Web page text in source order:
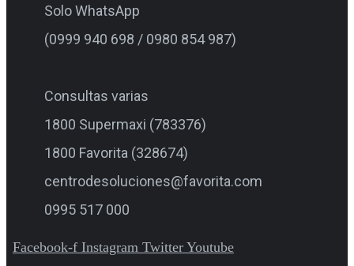
Solo WhatsApp
(0999 940 698 / 0980 854 987)
Consultas varias
1800 Supermaxi (783376)
1800 Favorita (328674)
centrodesoluciones@favorita.com
0995 517 000
Facebook-f Instagram Twitter Youtube